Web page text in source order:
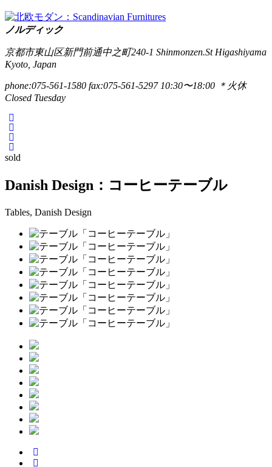
ノルディック
京都市東山区新門前通中之町240-1 Shinmonzen.St Higashiyama
Kyoto, Japan
phone:075-561-1580 fax:075-561-5297 10:30〜18:00 ＊火休
Closed Tuesday
sold
Danish Design：コーヒーテーブル
Tables, Danish Design